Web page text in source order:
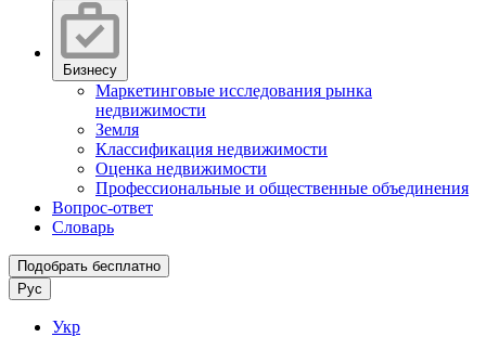
Бизнесу
Маркетинговые исследования рынка
недвижимости
Земля
Классификация недвижимости
Оценка недвижимости
Профессиональные и общественные объединения
Вопрос-ответ
Словарь
Подобрать бесплатно
Рус
Укр